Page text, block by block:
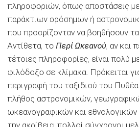
πληροφοριών, όπως αποστάσεις
παράκτιων ορόσημων ή
που προορίζονταν να βοηθήσουν τα
Αντίθετα, το Περί Ωκεανού, αν και
τέτοιες πληροφορίες, είναι πολύ
φιλόδοξο σε κλίμακα. Πρόκειται
περιγραφή του ταξιδιού του Πυθέα
πλήθος αστρονομικών,
ωκεανογραφικών και
την ακρίβεια, πολλοί σύγχρονοι